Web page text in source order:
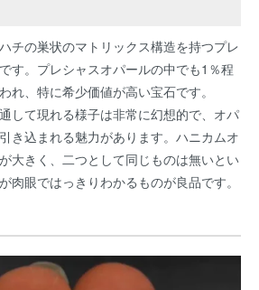
チの巣状のマトリックス構造を持つプレ
す。プレシャスオパールの中でも1％程
れ、特に希少価値が高い宝石です。
して現れる様子は非常に幻想的で、オパ
き込まれる魅力があります。ハニカムオ
大きく、二つとして同じものは無いとい
肉眼ではっきりわかるものが良品です。